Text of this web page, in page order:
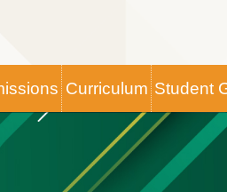
Curriculum Student